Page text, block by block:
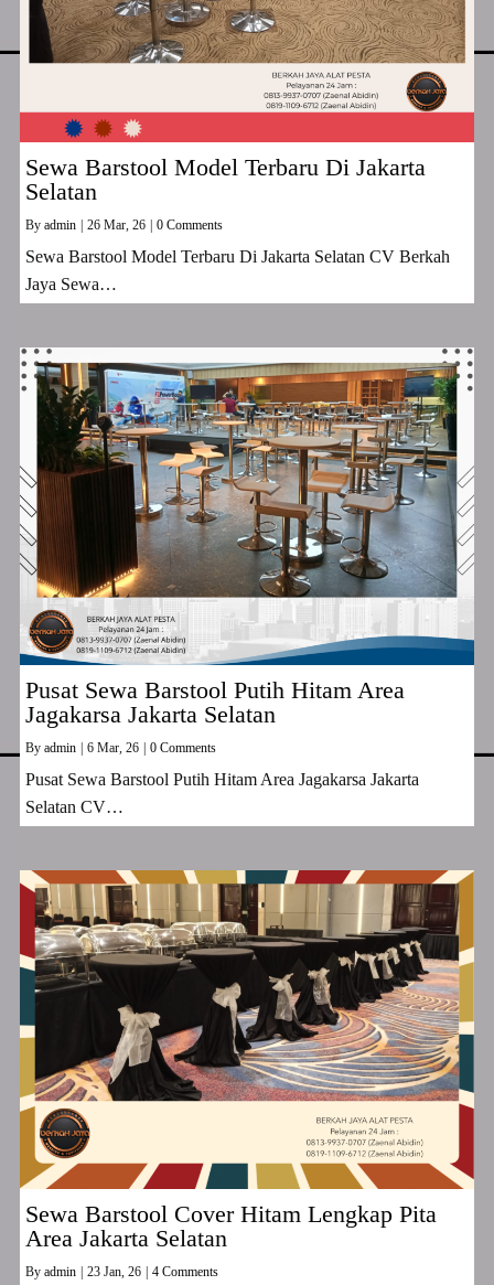
Sewa Barstool Model Terbaru Di Jakarta
Selatan
By admin | 26 Mar, 26 | 0 Comments
Sewa Barstool Model Terbaru Di Jakarta Selatan CV Berkah
Jaya Sewa…
Pusat Sewa Barstool Putih Hitam Area
Jagakarsa Jakarta Selatan
By admin 6 Mar, 26 0 Comments
Pusat Sewa Barstool Putih Hitam Area Jagakarsa Jakarta
Selatan CV…
Sewa Barstool Cover Hitam Lengkap Pita
Area Jakarta Selatan
By admin | 23 Jan, 26 | 4 Comments